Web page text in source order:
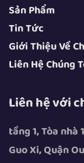
Sản Phẩm
Tin Tức
Giới Thiệu Về
Liên Hệ Chúng
Liên hệ với
tầng 1, Tòa
Guo Xi, Quận